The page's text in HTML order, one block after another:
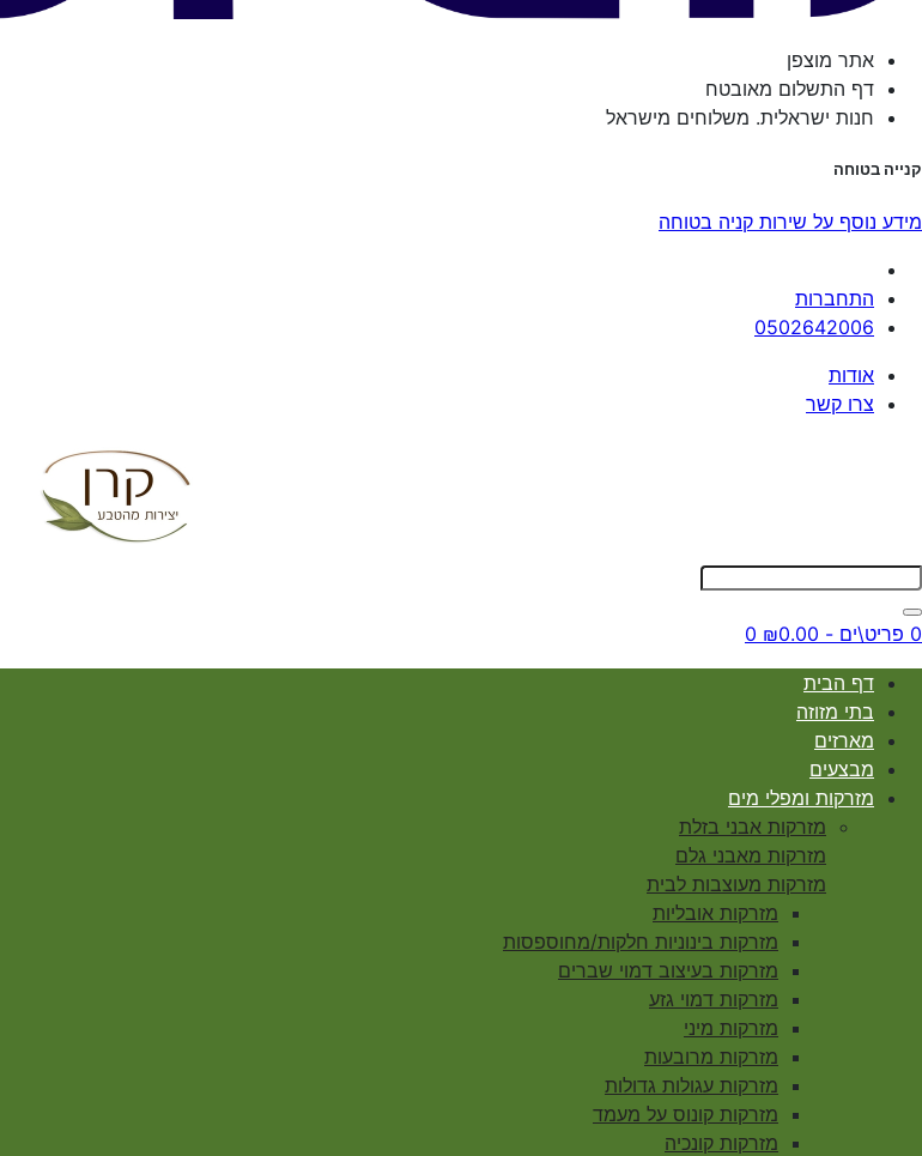
אתר מוצפן
דף התשלום מאובטח
חנות ישראלית. משלוחים מישראל
קנייה בטוחה
מידע נוסף על שירות קניה בטוחה
התחברות
0502642006
אודות
צרו קשר
0 פריט\ים - ₪0.00 0
דף הבית
בתי מזוזה
מארזים
מבצעים
מזרקות ומפלי מים
מזרקות אבני בזלת
מזרקות מאבני גלם
מזרקות מעוצבות לבית
מזרקות אובליות
מזרקות בינוניות חלקות/מחוספסות
מזרקות בעיצוב דמוי שברים
מזרקות דמוי גזע
מזרקות מיני
מזרקות מרובעות
מזרקות עגולות גדולות
מזרקות קונוס על מעמד
מזרקות קונכיה